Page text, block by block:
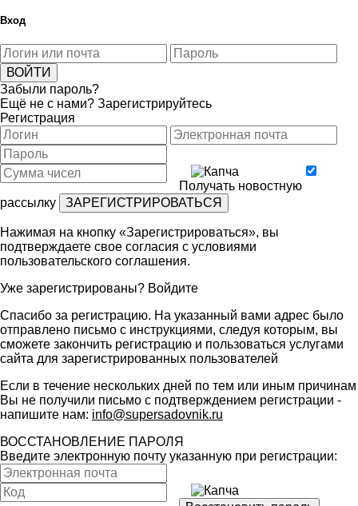
Вход
Забыли пароль?
Ещё не с нами? Зарегистрируйтесь
Регистрация
Получать новостную
рассылку
Нажимая на кнопку «Зарегистрироваться», вы
подтверждаете свое согласия с условиями
пользовательского соглашения.
Уже зарегистрированы? Войдите
Спасибо за регистрацию. На указанный вами адрес было
отправлено письмо с инструкциями, следуя которым, вы
сможете закончить регистрацию и пользоваться услугами
сайта для зарегистрированных пользователей
Если в течение нескольких дней по тем или иным причинам
Вы не получили письмо с подтверждением регистрации -
напишите нам: info@supersadovnik.ru
ВОССТАНОВЛЕНИЕ ПАРОЛЯ
Введите электронную почту указанную при регистрации: